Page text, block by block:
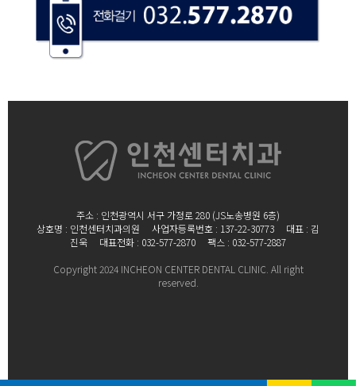
주소 : 인천광역시 서구 가정로 280 (JS노송병원 6층)
상호명 : 인천센터치과의원
사업자등록번호 : 137-22-30773 대표 : 김
진욱
대표전화 : 032-577-2870 팩스 : 032-577-2887
Copyright 2024 INCHEON CENTER DENTAL CLINIC. All right
reserved.